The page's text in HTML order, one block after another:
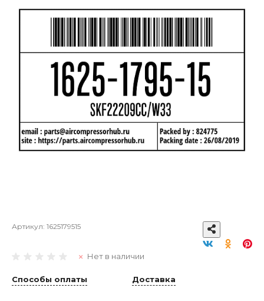
Артикул: 1625179515
Нет в наличии
Способы оплаты Доставка